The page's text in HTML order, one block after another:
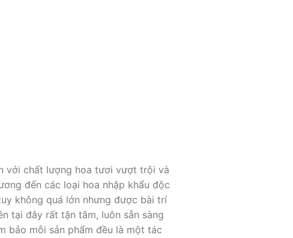
với chất lượng hoa tươi vượt trội và
đến các loại hoa nhập khẩu độc
không quá lớn nhưng được bài trí
tại đây rất tận tâm, luôn sẵn sàng
bảo mỗi sản phẩm đều là một tác